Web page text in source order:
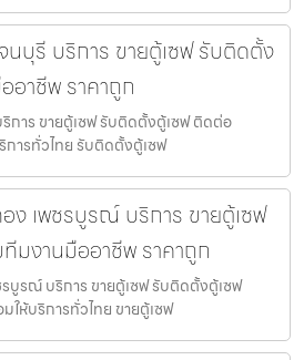
บุรี บริการ ขายตู้เซฟ รับติดตั้ง
อาชีพ ราคาถูก
าร ขายตู้เซฟ รับติดตั้งตู้เซฟ ติดต่อ
ารทั่วไทย รับติดตั้งตู้เซฟ
ง เพชรบูรณ์ บริการ ขายตู้เซฟ
มงานมืออาชีพ ราคาถูก
บูรณ์ บริการ ขายตู้เซฟ รับติดตั้งตู้เซฟ
ห้บริการทั่วไทย ขายตู้เซฟ